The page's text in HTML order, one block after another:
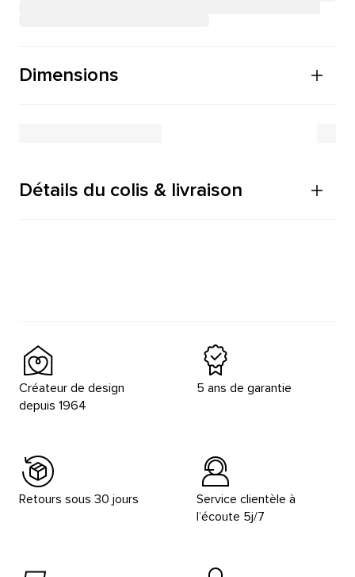
Dimensions
Détails du colis & livraison
Créateur de design
depuis 1964
5 ans de garantie
Retours sous 30 jours
Service clientèle à
l’écoute 5j/7